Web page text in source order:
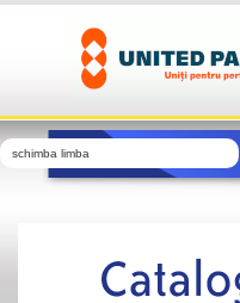
schimba limba